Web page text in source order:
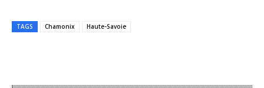
TAGS Chamonix Haute-Savoie